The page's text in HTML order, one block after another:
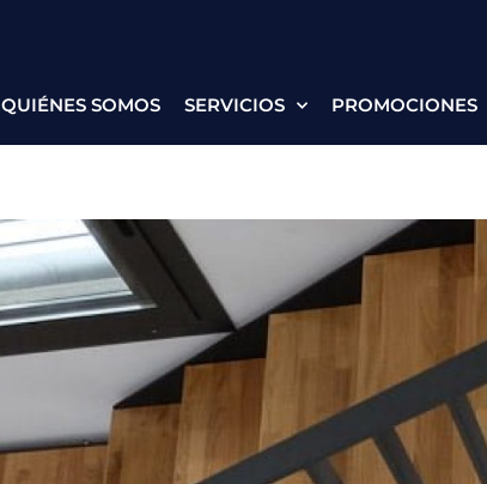
QUIÉNES SOMOS SERVICIOS PROMOCIONES